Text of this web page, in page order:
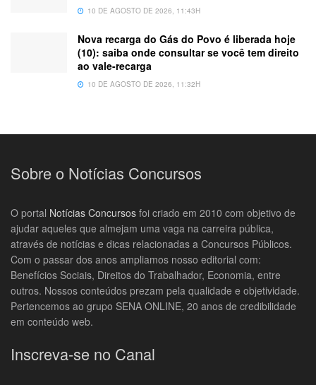
10 DE AGOSTO DE 2026, 11:43H
Nova recarga do Gás do Povo é liberada hoje
(10): saiba onde consultar se você tem direito
ao vale-recarga
10 DE AGOSTO DE 2026, 11:32H
Sobre o Notícias Concursos
O portal Notícias Concursos foi criado em 2010 com objetivo de
ajudar aqueles que almejam uma vaga na carreira pública,
através de notícias e dicas relacionadas a Concursos Públicos.
Com o passar dos anos ampliamos nosso editorial com:
Benefícios Sociais, Direitos do Trabalhador, Economia, entre
outros. Nossos conteúdos prezam pela qualidade e objetividade.
Pertencemos ao grupo SENA ONLINE, 20 anos de credibilidade
em conteúdo web.
Inscreva-se no Canal